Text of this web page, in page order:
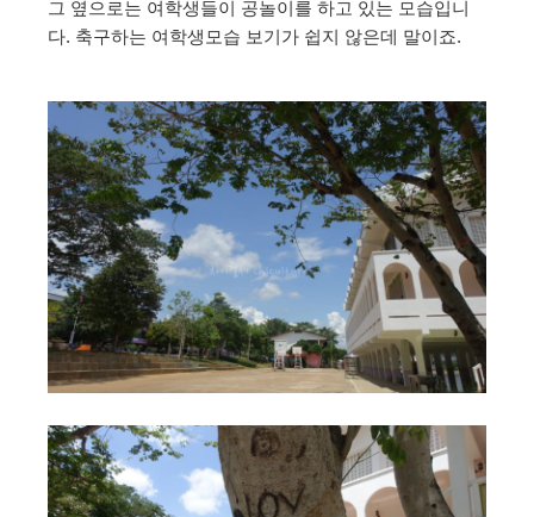
그 옆으로는 여학생들이 공놀이를 하고 있는 모습입니
다. 축구하는 여학생모습 보기가 쉽지 않은데 말이죠.